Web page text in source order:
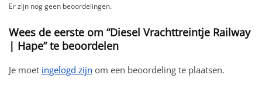
Er zijn nog geen beoordelingen.
Wees de eerste om “Diesel Vrachttreintje Railway
| Hape” te beoordelen
Je moet ingelogd zijn om een beoordeling te plaatsen.